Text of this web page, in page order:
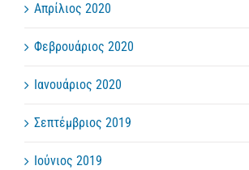
Απρίλιος 2020
Φεβρουάριος 2020
Ιανουάριος 2020
Σεπτέμβριος 2019
Ιούνιος 2019